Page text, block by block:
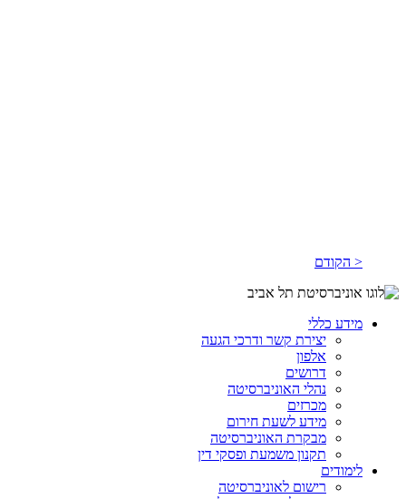
< הקודם
מידע כללי
יצירת קשר ודרכי הגעה
אלפון
דרושים
נהלי האוניברסיטה
מכרזים
מידע לשעת חירום
מבקרת האוניברסיטה
תקנון משמעת ופסקי דין
לימודים
רישום לאוניברסיטה